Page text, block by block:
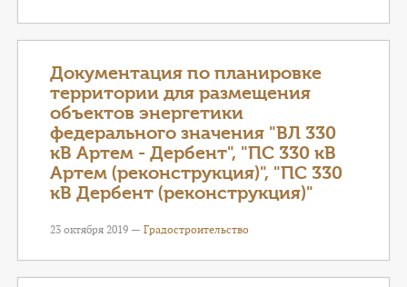
Документация по планировке
территории для размещения
объектов энергетики
федерального значения "ВЛ 330
кВ Артем - Дербент", "ПС 330 кВ
Артем (реконструкция)", "ПС 330
кВ Дербент (реконструкция)"
23 октября 2019 — Градостроительство